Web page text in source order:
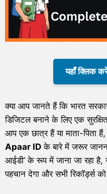
यहाँ क्लिक
क्या आप जानते हैं कि भारत
डिजिटल बनाने के लिए एक
आप एक छात्र हैं या माता-पिता
Apaar ID के बारे में जरूर
आईडी’ के रूप में जाना जा रहा
पहचान देगा और सभी रिकॉर्ड्स